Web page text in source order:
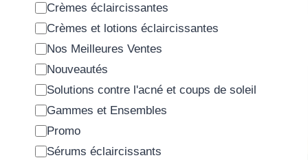
Crèmes éclaircissantes
Crèmes et lotions éclaircissantes
Nos Meilleures Ventes
Nouveautés
Solutions contre l'acné et coups de soleil
Gammes et Ensembles
Promo
Sérums éclaircissants